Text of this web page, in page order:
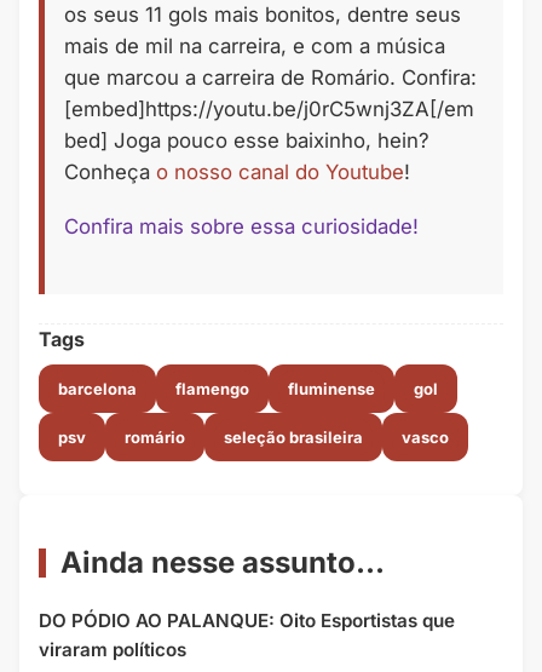
os seus 11 gols mais bonitos, dentre seus
mais de mil na carreira, e com a música
que marcou a carreira de Romário. Confira:
[embed]https://youtu.be/j0rC5wnj3ZA[/em
bed] Joga pouco esse baixinho, hein?
Conheça o nosso canal do Youtube!
Confira mais sobre essa curiosidade!
Tags
barcelona flamengo fluminense gol
psv romário seleção brasileira vasco
Ainda nesse assunto...
DO PÓDIO AO PALANQUE: Oito Esportistas que
viraram políticos